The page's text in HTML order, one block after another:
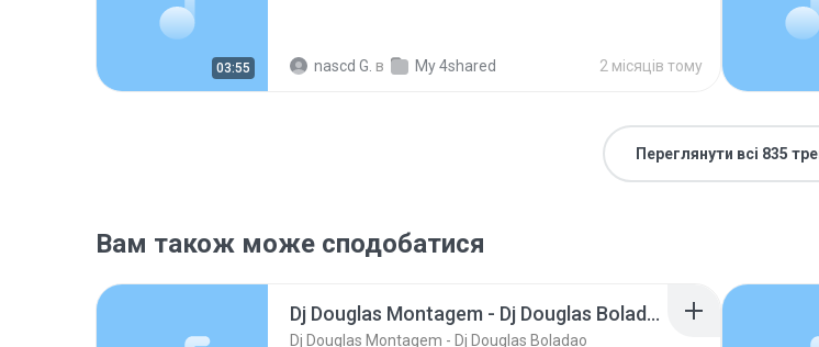
03:55 nascd G. в My 4shared 2 місяців тому
Переглянути всі 835
Вам також може сподобатися
Dj Douglas Montagem - Dj Douglas Boladao
Dj Douglas Montagem - Dj Douglas Boladao